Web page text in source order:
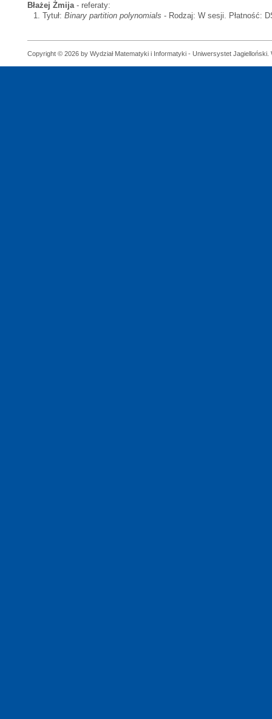
Błażej Żmija- referaty:
Tytuł: Binary partition polynomials - Rodzaj: W sesji. Płatność:
Copyright © 2026 by Wydział Matematyki i Informatyki - Uniwersystet